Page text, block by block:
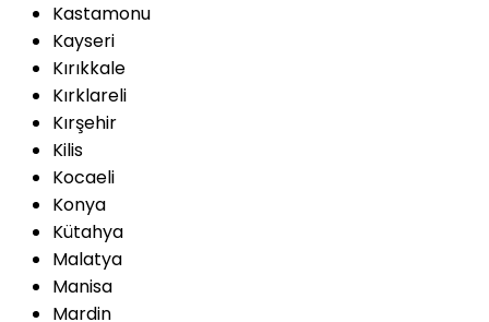
Kastamonu
Kayseri
Kırıkkale
Kırklareli
Kırşehir
Kilis
Kocaeli
Konya
Kütahya
Malatya
Manisa
Mardin